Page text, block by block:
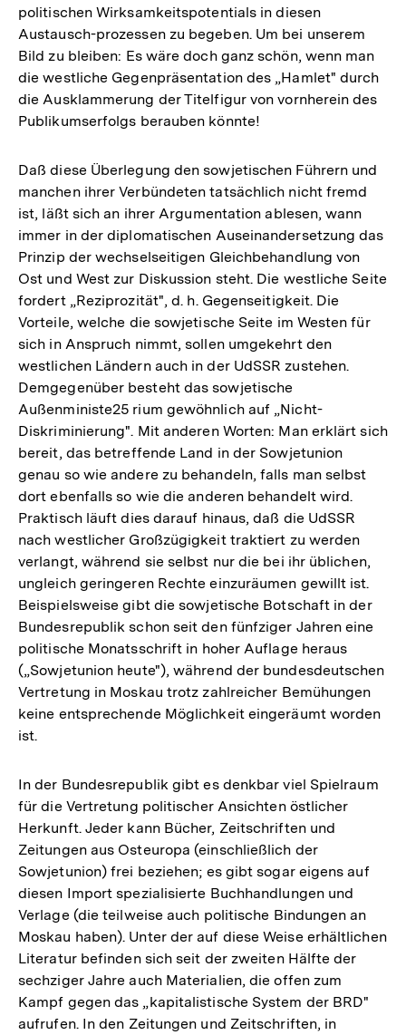
politischen Wirksamkeitspotentials in diesen
Austausch-prozessen zu begeben. Um bei unserem
Bild zu bleiben: Es wäre doch ganz schön, wenn man
die westliche Gegenpräsentation des „Hamlet" durch
die Ausklammerung der Titelfigur von vornherein des
Publikumserfolgs berauben könnte!
Daß diese Überlegung den sowjetischen Führern und
manchen ihrer Verbündeten tatsächlich nicht fremd
ist, läßt sich an ihrer Argumentation ablesen, wann
immer in der diplomatischen Auseinandersetzung das
Prinzip der wechselseitigen Gleichbehandlung von
Ost und West zur Diskussion steht. Die westliche Seite
fordert „Reziprozität", d. h. Gegenseitigkeit. Die
Vorteile, welche die sowjetische Seite im Westen für
sich in Anspruch nimmt, sollen umgekehrt den
westlichen Ländern auch in der UdSSR zustehen.
Demgegenüber besteht das sowjetische
Außenministe25 rium gewöhnlich auf „Nicht-
Diskriminierung". Mit anderen Worten: Man erklärt sich
bereit, das betreffende Land in der Sowjetunion
genau so wie andere zu behandeln, falls man selbst
dort ebenfalls so wie die anderen behandelt wird.
Praktisch läuft dies darauf hinaus, daß die UdSSR
nach westlicher Großzügigkeit traktiert zu werden
verlangt, während sie selbst nur die bei ihr üblichen,
ungleich geringeren Rechte einzuräumen gewillt ist.
Beispielsweise gibt die sowjetische Botschaft in der
Bundesrepublik schon seit den fünfziger Jahren eine
politische Monatsschrift in hoher Auflage heraus
(„Sowjetunion heute"), während der bundesdeutschen
Vertretung in Moskau trotz zahlreicher Bemühungen
keine entsprechende Möglichkeit eingeräumt worden
ist.
In der Bundesrepublik gibt es denkbar viel Spielraum
für die Vertretung politischer Ansichten östlicher
Herkunft. Jeder kann Bücher, Zeitschriften und
Zeitungen aus Osteuropa (einschließlich der
Sowjetunion) frei beziehen; es gibt sogar eigens auf
diesen Import spezialisierte Buchhandlungen und
Verlage (die teilweise auch politische Bindungen an
Moskau haben). Unter der auf diese Weise erhältlichen
Literatur befinden sich seit der zweiten Hälfte der
sechziger Jahre auch Materialien, die offen zum
Kampf gegen das „kapitalistische System der BRD"
aufrufen. In den Zeitungen und Zeitschriften, in